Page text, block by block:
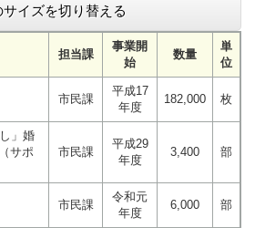
サイズを切り替える
担当課
事業開
始
数量
単
位
市民課
平成17
年度
182,000 枚
」婚
サポ
市民課
平成29
年度
3,400 部
市民課
令和元
年度
6,000 部